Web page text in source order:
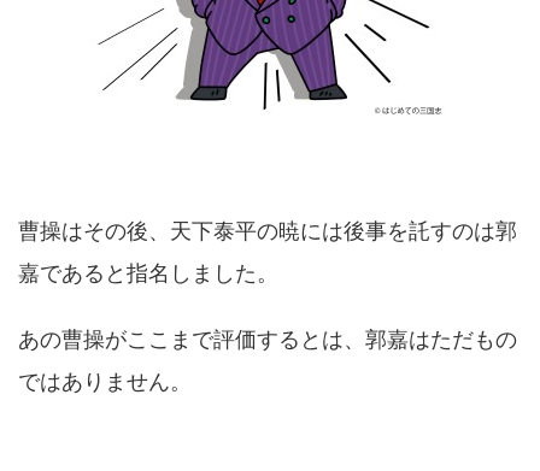
曹操はその後、天下泰平の暁には後事を託すのは郭
嘉であると指名しました。
あの曹操がここまで評価するとは、郭嘉はただもの
ではありません。